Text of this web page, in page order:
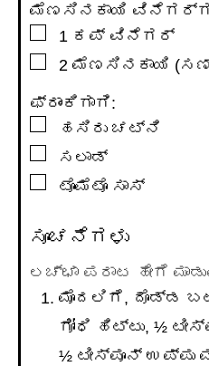
ಮೆಣಸಿನಕಾಯಿ
▢1 ಕಪ್ ವಿನೆಗರ್
▢2 ಮೆಣಸಿನಕಾಯಿ
ಫ್ರಾಂಕಿಗಾಗಿ:
ಹಸಿರು ಚಟ್ನಿ
ಸಲಾಡ್
▢ಟೊಮೆಟೊ ಸಾಸ್
ಸೂಚನೆಗಳು
ಲಚ್ಛಾ ಪರಾಟ ಹೇಗೆ
ಮೊದಲಿಗೆ, ದೊಡ್ಡ
ಗೋಧಿ ಹಿಟ್ಟು, ½
½ ಟೀಸ್ಪೂನ್ ಉಪ್ಪು